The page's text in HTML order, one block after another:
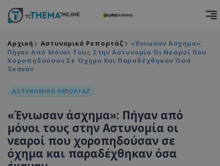
Αρχική Αστυνομικό Ρεπορτάζ
«Ένιωσαν Άσχημα»:
Πήγαν Από Μόνοι Τους Στην Αστυνομία Οι Νεαροί Που
Χοροπηδούσαν Σε Όχημα Και Παραδέχθηκαν Όσα
Έκαναν
ΑΣΤΥΝΟΜΙΚΟ ΡΕΠΟΡΤΑΖ
«Ένιωσαν άσχημα»: Πήγαν από
μόνοι τους στην Αστυνομία οι
νεαροί που χοροπηδούσαν σε
όχημα και παραδέχθηκαν όσα